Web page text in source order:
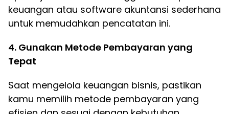
keuangan atau software akuntansi sederhana
untuk memudahkan pencatatan ini.
4. Gunakan Metode Pembayaran yang
Tepat
Saat mengelola keuangan bisnis, pastikan
kamu memilih metode pembayaran yang